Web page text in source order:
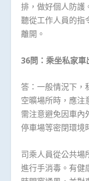
排，做好個人防護
聽從工作人員的指
離開。
36問：乘坐私家車
答：一般情況下，
空曠場所時，應注
需注意避免因車內
停車場等密閉環境
司乘人員從公共場
進行手消毒。有健